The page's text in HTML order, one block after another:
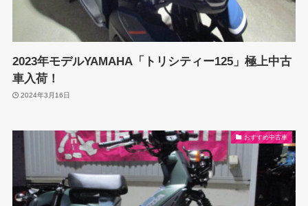
2023年モデルYAMAHA「トリシティー125」極上中古
車入荷！
2024年3月16日
おすすめ中古車